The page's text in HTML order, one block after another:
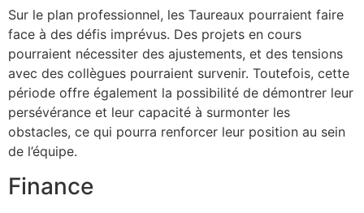
Sur le plan professionnel, les Taureaux pourraient faire
face à des défis imprévus. Des projets en cours
pourraient nécessiter des ajustements, et des tensions
avec des collègues pourraient survenir. Toutefois, cette
période offre également la possibilité de démontrer leur
persévérance et leur capacité à surmonter les
obstacles, ce qui pourra renforcer leur position au sein
de l’équipe.
Finance